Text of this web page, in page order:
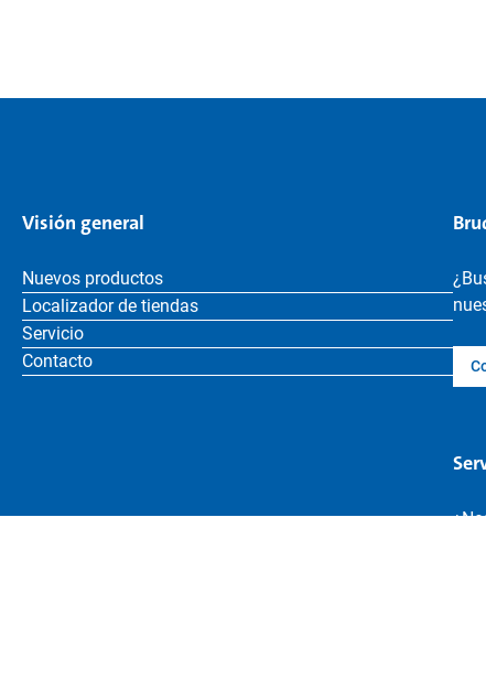
Visión general
Nuevos productos
Localizador de tiendas
Servicio
Contacto